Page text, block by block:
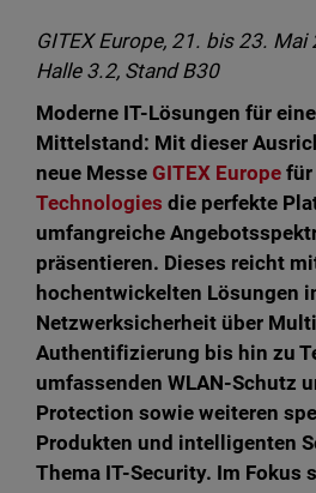
GITEX Europe, 21. bis 23.
Halle 3.2, Stand B30
Moderne IT-Lösungen für
Mittelstand: Mit dieser
neue MesseGITEX Europe
Technologies die perfekte
umfangreiche
präsentieren. Dieses reicht
hochentwickelten Lösungen
Netzwerksicherheit über
Authentifizierung bis hin zu
umfassenden WLAN-Schutz
Protection sowie weiteren
Produkten und intelligenten
Thema IT-Security. Im Fokus